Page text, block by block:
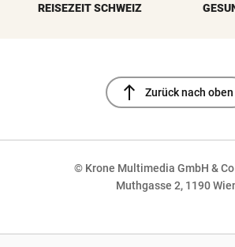
REISEZEIT SCHWEIZ
north Zurück nach oben
© Krone Multimedia GmbH &
Muthgasse 2, 1190
NaN%